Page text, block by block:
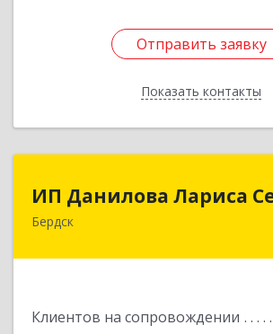
Отправить заявку
Показать контакты
Отправить заявку
Назад
ИП Данилова Лариса
Бердск
Клиентов на сопровождении
633004, Новосибирская обл,